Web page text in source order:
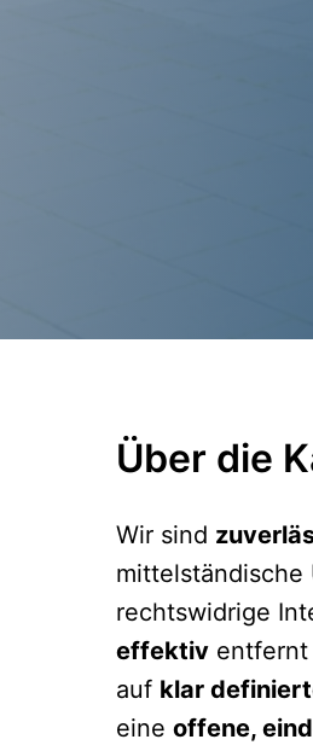
Über die
Wir sind
mittelständische
rechtswidrige
effektiv entfernt
auf klar
eine offene,